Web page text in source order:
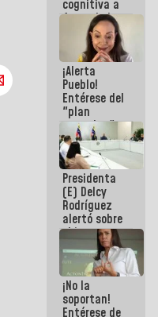
cognitiva a
favor de la
narrativa
hegemónica?
(1)
¡Alerta
Pueblo!
Entérese del
"plan
enjambre"
de La Sayo
para
sabotear el
diálogo y
promover el
caos
Presidenta
(E) Delcy
Rodríguez
alertó sobre
el impacto
de la
emergencia
climática en
los oceános
¡No la
soportan!
Entérese de